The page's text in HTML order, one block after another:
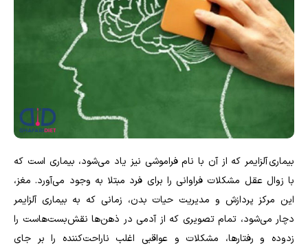
بیماری آلزایمر که از آن با نام فراموشی نیز یاد می‌شود، بیماری است که
با زوال عقل مشکلات فراوانی را برای فرد مبتلا به وجود می‌آورد. مغز،
این مرکز پردازش و مدیریت حیات بدن، زمانی که به بیماری آلزایمر
دچار می‌شود، تمام تصویری که از آدمی در ذهن‌ها نقش‌بست‌هاست را
زدوده و رفتارها، مشکلات و عواقبی اغلب ناراحت‌کننده را بر جای